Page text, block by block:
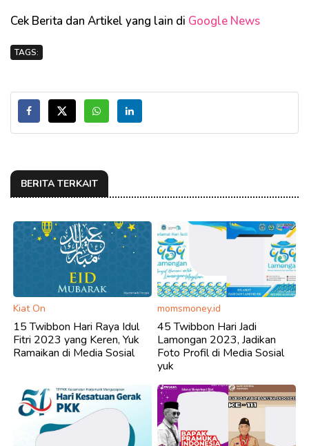
Cek Berita dan Artikel yang lain di Google News
TAGS:
BERITA TERKAIT
Kiat On
15 Twibbon Hari Raya Idul
Fitri 2023 yang Keren, Yuk
Ramaikan di Media Sosial
momsmoney.id
45 Twibbon Hari Jadi
Lamongan 2023, Jadikan
Foto Profil di Media Sosial
yuk